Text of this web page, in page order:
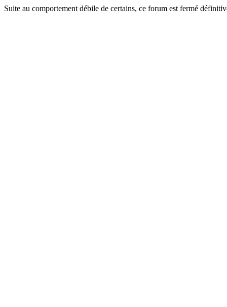
Suite au comportement débile de certains, ce forum est fermé